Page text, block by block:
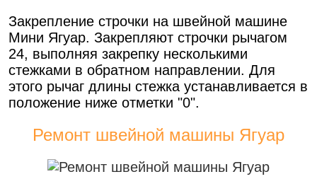
Закрепление строчки на швейной машине
Мини Ягуар. Закрепляют строчки рычагом
24, выполняя закрепку несколькими
стежками в обратном направлении. Для
этого рычаг длины стежка устанавливается в
положение ниже отметки "0".
Ремонт швейной машины Ягуар